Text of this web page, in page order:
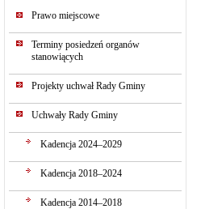
Prawo miejscowe
Terminy posiedzeń organów
stanowiących
Projekty uchwał Rady Gminy
Uchwały Rady Gminy
Kadencja 2024–2029
Kadencja 2018–2024
Kadencja 2014–2018